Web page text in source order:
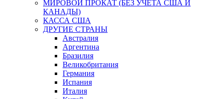
МИРОВОЙ ПРОКАТ (БЕЗ УЧЕТА США И
КАНАДЫ)
КАССА США
ДРУГИЕ СТРАНЫ
Австралия
Аргентина
Бразилия
Великобритания
Германия
Испания
Италия